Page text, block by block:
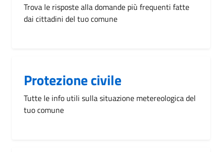
Trova le risposte alla domande più frequenti fatte
dai cittadini del tuo comune
Protezione civile
Tutte le info utili sulla situazione metereologica del
tuo comune